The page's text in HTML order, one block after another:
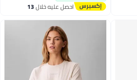
احصل عليه خلال13